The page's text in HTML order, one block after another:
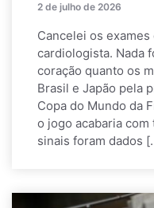
2 de julho de 2026
Cancelei os
cardiologista. Nada
coração quanto os
Brasil e Japão pela
Copa do Mundo da
o jogo acabaria com
sinais foram dados